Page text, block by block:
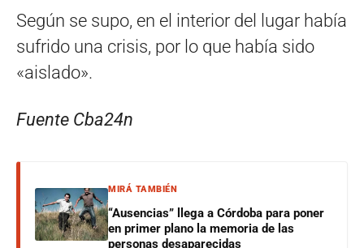
Según se supo, en el interior del lugar había
sufrido una crisis, por lo que había sido
«aislado».
Fuente Cba24n
MIRÁ TAMBIÉN
“Ausencias” llega a Córdoba para poner
en primer plano la memoria de las
personas desaparecidas